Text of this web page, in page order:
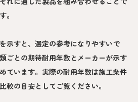
。
示すと、選定の参考になりやすいで
ごとの期待耐用年数とメーカーが示す
ています。実際の耐用年数は施工条件
較の目安としてご覧ください。